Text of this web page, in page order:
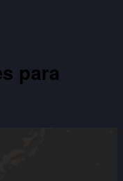
para